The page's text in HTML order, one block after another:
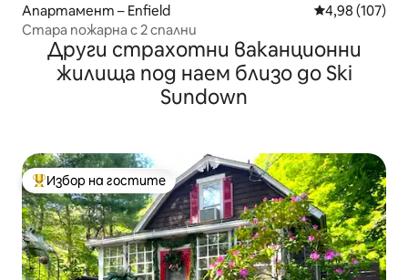
Апартамент – Enfield Средна
4,98 (107)
Стара пожарна с 2 спални
Други страхотни ваканционни
жилища под наем близо до Ski
Sundown
Най-популярен избор на гостите
Избор на гостите